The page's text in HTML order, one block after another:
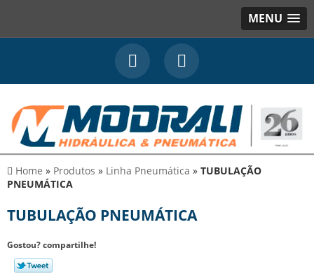
MENU
Home » Produtos » Linha Pneumática » TUBULAÇÃO
PNEUMÁTICA
TUBULAÇÃO PNEUMÁTICA
Gostou? compartilhe!